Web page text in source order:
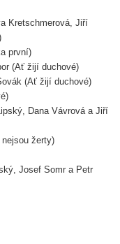
Kretschmerová, Jiří
první)
(Ať žijí duchové)
(Ať žijí duchové)
Dana Vávrová a Jiří
žerty)
Josef Somr a Petr